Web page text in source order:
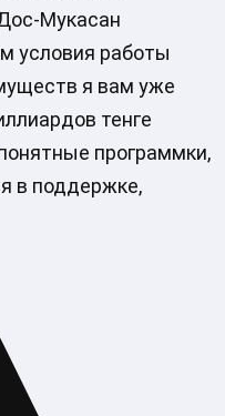
Мукасан
условия работы
я вам уже
тенге
программки,
в поддержке,